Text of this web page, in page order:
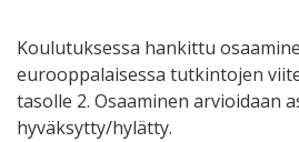
Koulutuksessa hankittu
eurooppalaisessa tutkintojen
tasolle 2. Osaaminen arvioidaan
hyväksytty/hylätty.